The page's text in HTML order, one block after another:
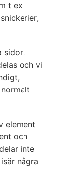
t ex
sidor.
och vi
element
och
inte
några